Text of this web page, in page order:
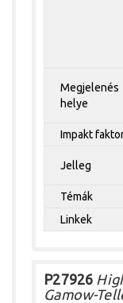
Megjelenés
helye
Impakt
Jelleg
Témák
Linkek
P27926
Gamow-